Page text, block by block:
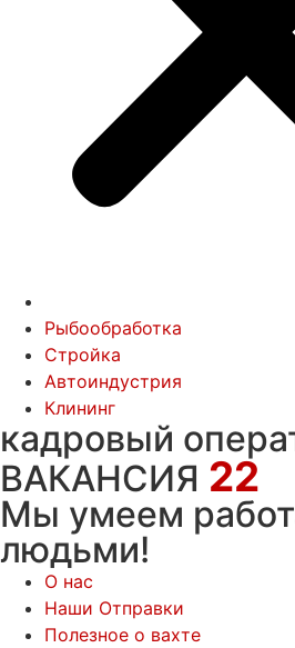
Рыбообработка
Стройка
Автоиндустрия
Клининг
кадровый
ВАКАНСИЯ 22
Мы умеем
людьми!
О нас
Наши Отправки
Полезное о вахте